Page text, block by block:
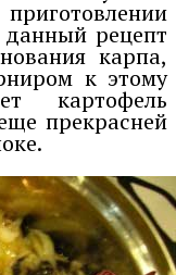
рецепт
карпа,
к этому
картофель
прекрасней